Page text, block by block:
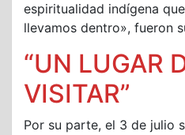
espiritualidad indígena
llevamos dentro», fueron
“UN LUGAR
VISITAR”
Por su parte, el 3 de julio